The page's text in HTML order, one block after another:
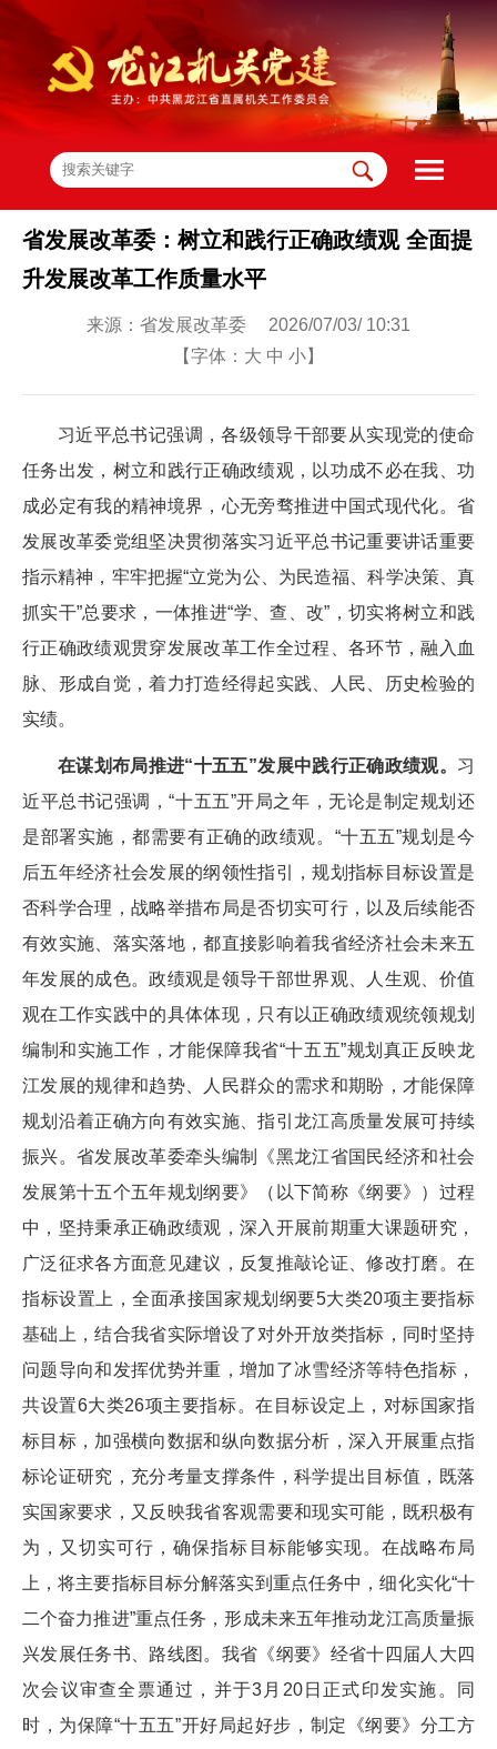
省发展改革委：树立和践行正确政绩观 全面提
升发展改革工作质量水平
来源：省发展改革委 2026/07/03/ 10:31
【字体： 大 中 小】
习近平总书记强调，各级领导干部要从实现党的使命
任务出发，树立和践行正确政绩观，以功成不必在我、功
成必定有我的精神境界，心无旁骛推进中国式现代化。省
发展改革委党组坚决贯彻落实习近平总书记重要讲话重要
指示精神，牢牢把握“立党为公、为民造福、科学决策、真
抓实干”总要求，一体推进“学、查、改”，切实将树立和践
行正确政绩观贯穿发展改革工作全过程、各环节，融入血
脉、形成自觉，着力打造经得起实践、人民、历史检验的
实绩。
在谋划布局推进“十五五”发展中践行正确政绩观。 习
近平总书记强调，“十五五”开局之年，无论是制定规划还
是部署实施，都需要有正确的政绩观。“十五五”规划是今
后五年经济社会发展的纲领性指引，规划指标目标设置是
否科学合理，战略举措布局是否切实可行，以及后续能否
有效实施、落实落地，都直接影响着我省经济社会未来五
年发展的成色。政绩观是领导干部世界观、人生观、价值
观在工作实践中的具体体现，只有以正确政绩观统领规划
编制和实施工作，才能保障我省“十五五”规划真正反映龙
江发展的规律和趋势、人民群众的需求和期盼，才能保障
规划沿着正确方向有效实施、指引龙江高质量发展可持续
振兴。省发展改革委牵头编制《黑龙江省国民经济和社会
发展第十五个五年规划纲要》（以下简称《纲要》）过程
中，坚持秉承正确政绩观，深入开展前期重大课题研究，
广泛征求各方面意见建议，反复推敲论证、修改打磨。在
指标设置上，全面承接国家规划纲要5大类20项主要指标
基础上，结合我省实际增设了对外开放类指标，同时坚持
问题导向和发挥优势并重，增加了冰雪经济等特色指标，
共设置6大类26项主要指标。在目标设定上，对标国家指
标目标，加强横向数据和纵向数据分析，深入开展重点指
标论证研究，充分考量支撑条件，科学提出目标值，既落
实国家要求，又反映我省客观需要和现实可能，既积极有
为，又切实可行，确保指标目标能够实现。在战略布局
上，将主要指标目标分解落实到重点任务中，细化实化“十
二个奋力推进”重点任务，形成未来五年推动龙江高质量振
兴发展任务书、路线图。我省《纲要》经省十四届人大四
次会议审查全票通过，并于3月20日正式印发实施。同
时，为保障“十五五”开好局起好步，制定《纲要》分工方